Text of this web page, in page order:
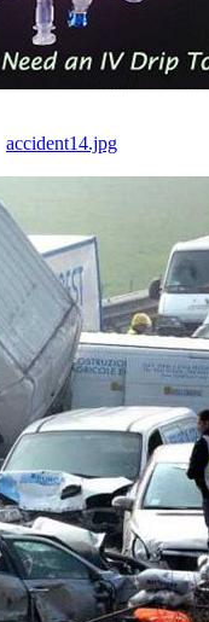
accident14.jpg